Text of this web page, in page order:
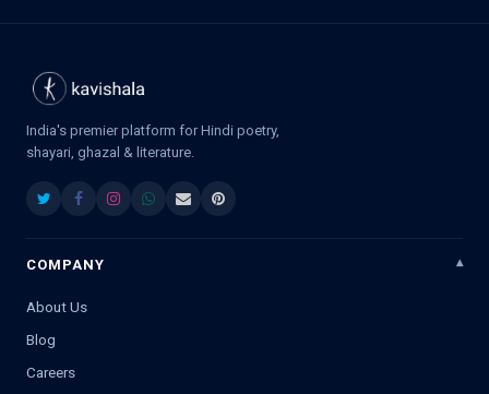
India's premier platform for Hindi poetry,
shayari, ghazal & literature.
COMPANY
About Us
Blog
Careers